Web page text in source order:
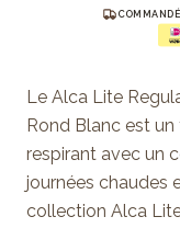
Le Alca Lite
Rond Blanc est
respirant avec un
journées chaudes
collection Alca